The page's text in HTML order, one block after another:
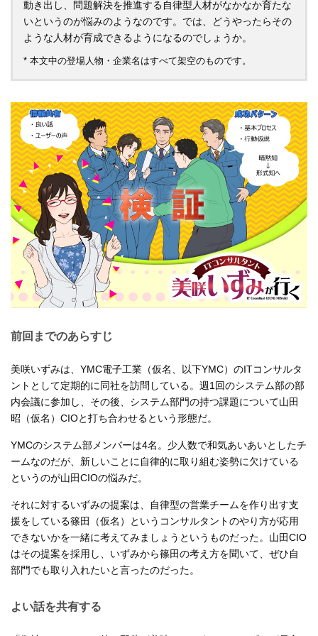
動き出し、問題解決を推進する自律型人材がなかなか育たな
いというのが悩みのようなのです。では、どうやったらその
ような人材が育成できるようになるのでしょうか。
* 本文中の登場人物・企業名はすべて架空のものです。
前回までのあらすじ
美咲いずみは、YMC電子工業（仮名、以下YMC）のITコンサルタ
ントとして定期的に同社を訪問している。週1回のシステム部の部
内会議に参加し、その後、システム部門の持つ課題について山田
昭（仮名）CIOと打ち合わせるという形態だ。
YMCのシステム部メンバーは4名。少人数で和気あいあいとしたチ
ームなのだが、新しいことに自律的に取り組む姿勢に欠けている
というのが山田CIOの悩みだ。
それに対するいずみの提案は、自律型の営業チームを作り出す支
援をしている篠田（仮名）というコンサルタントのやり方が応用
できないかを一緒に考えてみましょうというものだった。山田CIO
はその提案を採用し、いずみから篠田の考え方を聞いて、ぜひ自
部門でも取り入れたいと言ったのだった。
よい話を共有する